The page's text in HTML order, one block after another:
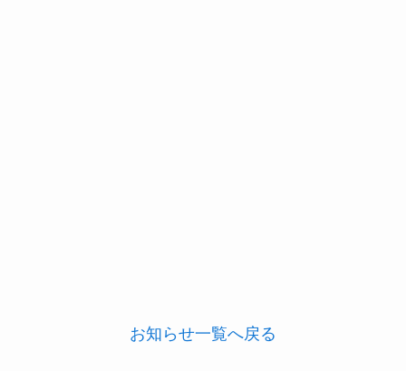
お知らせ一覧へ戻る